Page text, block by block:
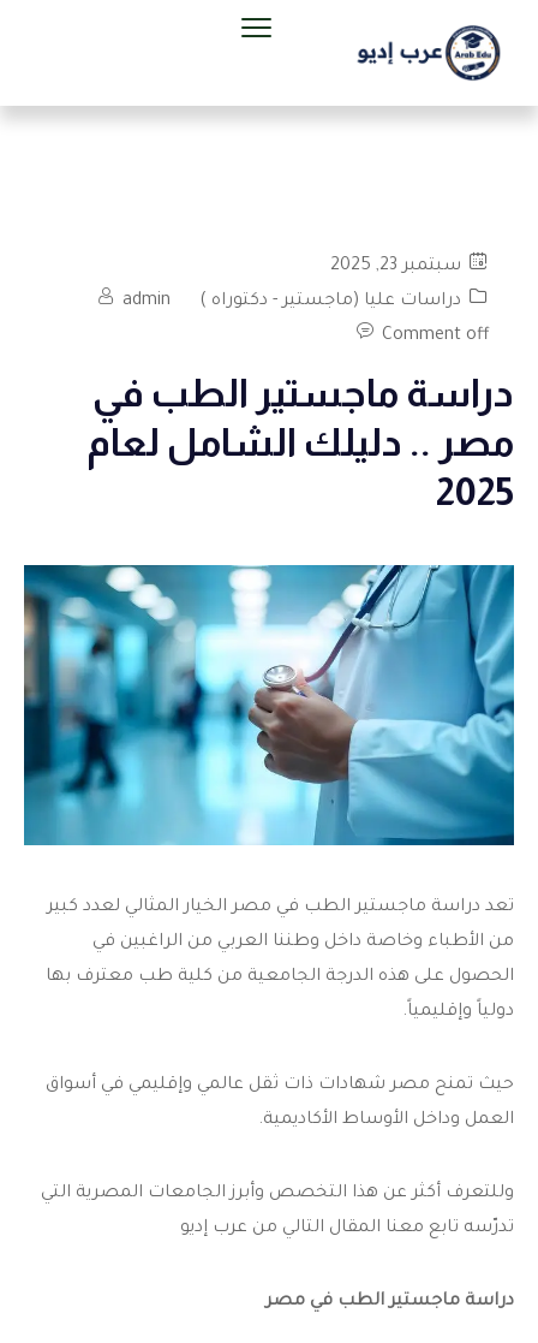
سبتمبر 23, 2025
دراسات عليا (ماجستير - دكتوراه )
admin
Comment off
دراسة ماجستير الطب في
مصر .. دليلك الشامل لعام
2025
تعد دراسة ماجستير الطب في مصر الخيار المثالي لعدد كبير
من الأطباء وخاصة داخل وطننا العربي من الراغبين في
الحصول على هذه الدرجة الجامعية من كلية طب معترف بها
دولياً وإقليمياً.
حيث تمنح مصر شهادات ذات ثقل عالمي وإقليمي في أسواق
العمل وداخل الأوساط الأكاديمية.
وللتعرف أكثر عن هذا التخصص وأبرز الجامعات المصرية التي
تدرّسه تابع معنا المقال التالي من عرب إديو
دراسة ماجستير الطب في مصر